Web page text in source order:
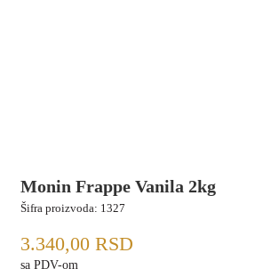
Monin Frappe Vanila 2kg
Šifra proizvoda: 1327
3.340,00RSD
sa PDV-om